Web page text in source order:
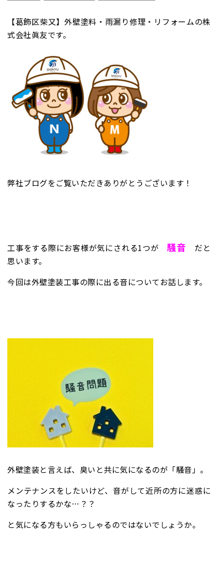
【葛飾区柴又】外壁塗料・雨漏り修理・リフォームの株
式会社眞友です。
弊社ブログをご覧いただきありがとうございます！
工事をする際にお客様が気にされる1つが騒音 だと
思います。
今回は外壁塗装工事の際に出る音についてお話します。
外壁塗装と言えば、 臭いと共に気になるのが「騒音」。
メンテナンスをしたいけど、音がして近所の方に迷惑に
なったりするかな…？？
と気になる方もいらっしゃるのではないでしょうか。